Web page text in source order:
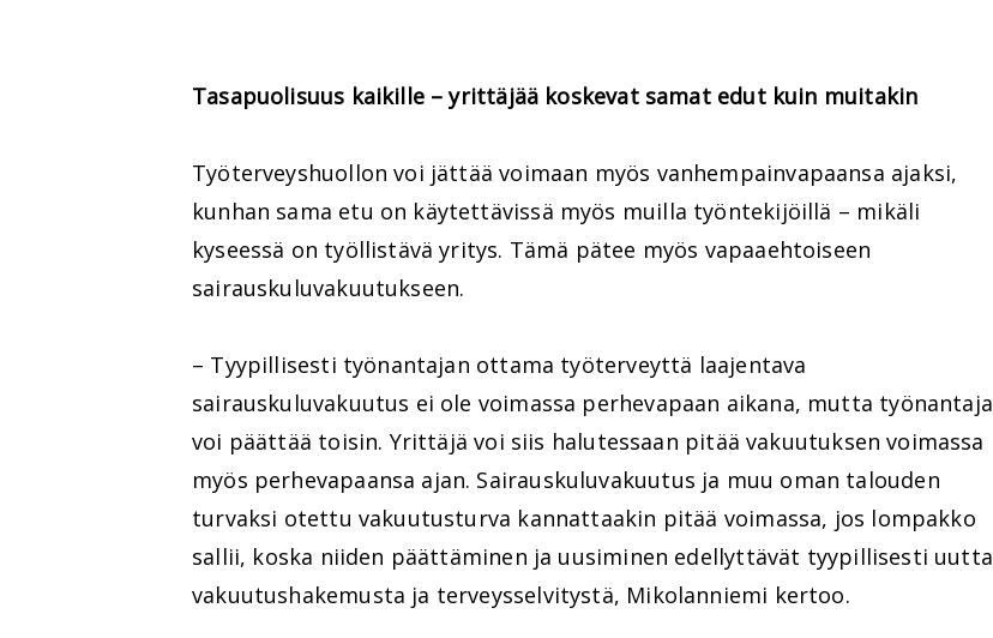
Tasapuolisuus kaikille – yrittäjää koskevat samat edut kuin muitakin
Työterveyshuollon voi jättää voimaan myös vanhempainvapaansa ajaksi,
kunhan sama etu on käytettävissä myös muilla työntekijöillä – mikäli
kyseessä on työllistävä yritys. Tämä pätee myös vapaaehtoiseen
sairauskuluvakuutukseen.
– Tyypillisesti työnantajan ottama työterveyttä laajentava
sairauskuluvakuutus ei ole voimassa perhevapaan aikana, mutta työnantaja
voi päättää toisin. Yrittäjä voi siis halutessaan pitää vakuutuksen voimassa
myös perhevapaansa ajan. Sairauskuluvakuutus ja muu oman talouden
turvaksi otettu vakuutusturva kannattaakin pitää voimassa, jos lompakko
sallii, koska niiden päättäminen ja uusiminen edellyttävät tyypillisesti uutta
vakuutushakemusta ja terveysselvitystä, Mikolanniemi kertoo.